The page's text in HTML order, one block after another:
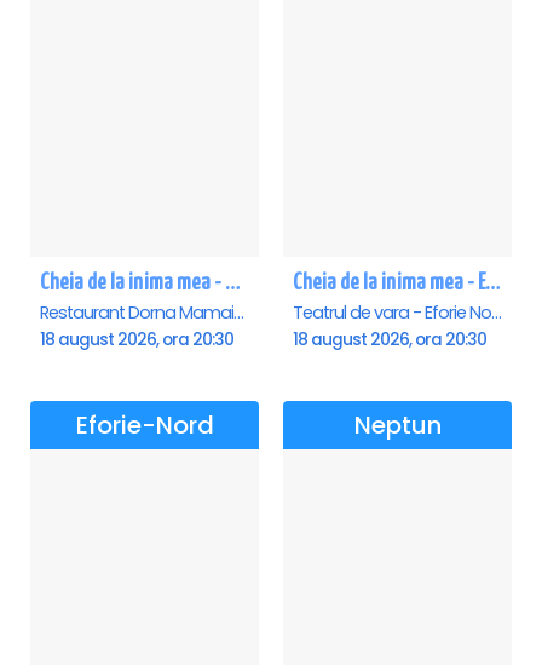
Cheia de la inima mea - Mamaia
Restaurant Dorna Mamaia, Mamaia
18 august 2026, ora 20:30
Cheia de la inima mea - Eforie Nord
Teatrul de vara - Eforie Nord, Eforie-Nord
18 august 2026, ora 20:30
Eforie-Nord Neptun